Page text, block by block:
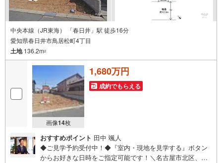
中央本線（JR東海） 「春日井」駅 徒歩16分
愛知県春日井市鳥居松町4丁目
土地136.2m2
画像14枚
1,680万円
成約でもらえる
おすすめポイント 田中 颯人
◆ご見学予約受付中！◆『室内・現地を見学する』ボタン
からお好きな日時をご指定可能です！＼名古屋市北区、守